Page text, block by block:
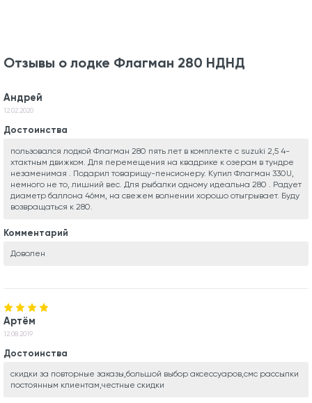
Отзывы о лодке Флагман 280 НДНД
Андрей
12.02.2020
Достоинства
пользовался лодкой Флагман 280 пять лет в комплекте с suzuki 2,5 4-
хтактным движком. Для перемещения на квадрике к озерам в тундре
незаменимая . Подарил товарищу-пенсионеру. Купил Флагман 330U,
немного не то, лишний вес. Для рыбалки одному идеальна 280 . Радует
диаметр баллона 46мм, на свежем волнении хорошо отыгрывает. Буду
возвращаться к 280.
Комментарий
Доволен
Артём
12.08.2019
Достоинства
скидки за повторные заказы,большой выбор аксессуаров,смс рассылки
постоянным клиентам,честные скидки